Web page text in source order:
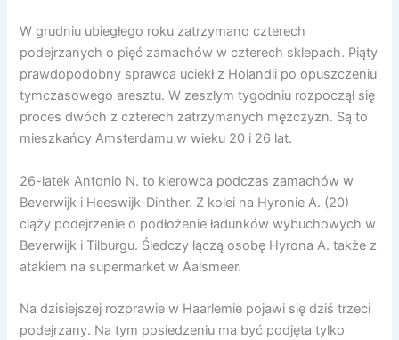
W grudniu ubiegłego roku zatrzymano czterech
podejrzanych o pięć zamachów w czterech sklepach. Piąty
prawdopodobny sprawca uciekł z Holandii po opuszczeniu
tymczasowego aresztu. W zeszłym tygodniu rozpoczął się
proces dwóch z czterech zatrzymanych mężczyzn. Są to
mieszkańcy Amsterdamu w wieku 20 i 26 lat.
26-latek Antonio N. to kierowca podczas zamachów w
Beverwijk i Heeswijk-Dinther. Z kolei na Hyronie A. (20)
ciąży podejrzenie o podłożenie ładunków wybuchowych w
Beverwijk i Tilburgu. Śledczy łączą osobę Hyrona A. także z
atakiem na supermarket w Aalsmeer.
Na dzisiejszej rozprawie w Haarlemie pojawi się dziś trzeci
podejrzany. Na tym posiedzeniu ma być podjęta tylko